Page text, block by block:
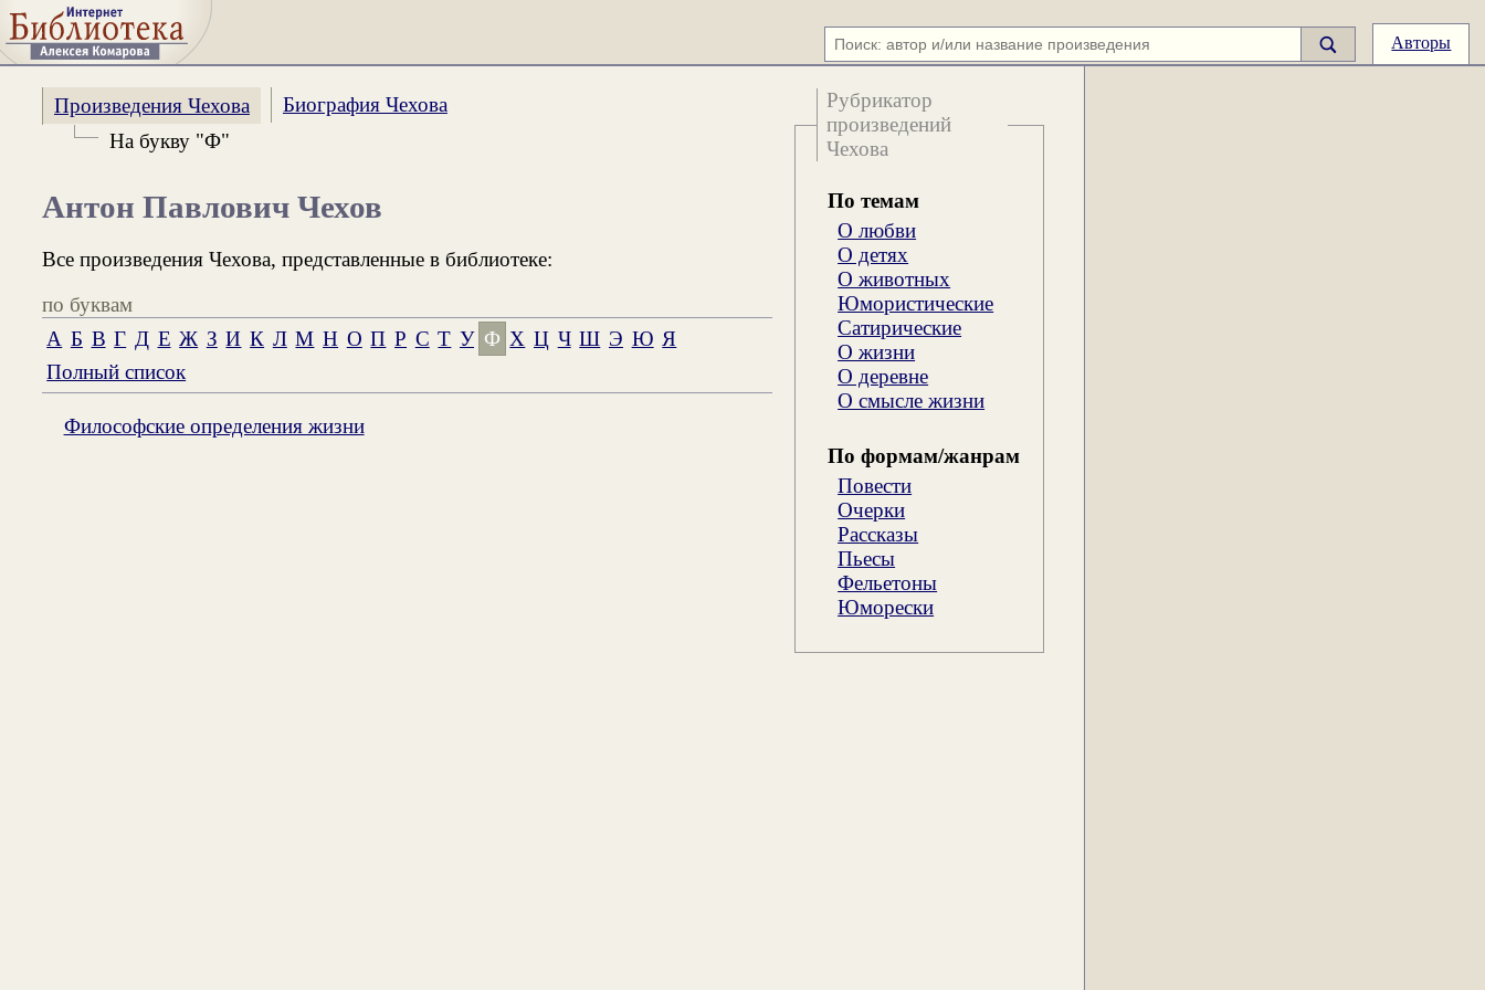
Авторы
Рубрикатор
произведений
Чехова
По темам
О любви
О детях
О животных
Юмористические
Сатирические
О жизни
О деревне
О смысле жизни
По формам/жанрам
Повести
Очерки
Рассказы
Пьесы
Фельетоны
Юморески
Произведения Чехова
Биография Чехова
На букву "Ф"
Антон Павлович Чехов
Все произведения Чехова, представленные в библиотеке:
по буквам
А Б В Г Д Е Ж З И К Л М Н О П Р С Т У Ф Х Ц Ч Ш Э Ю Я
Полный список
Философские определения жизни